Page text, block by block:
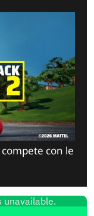
con le